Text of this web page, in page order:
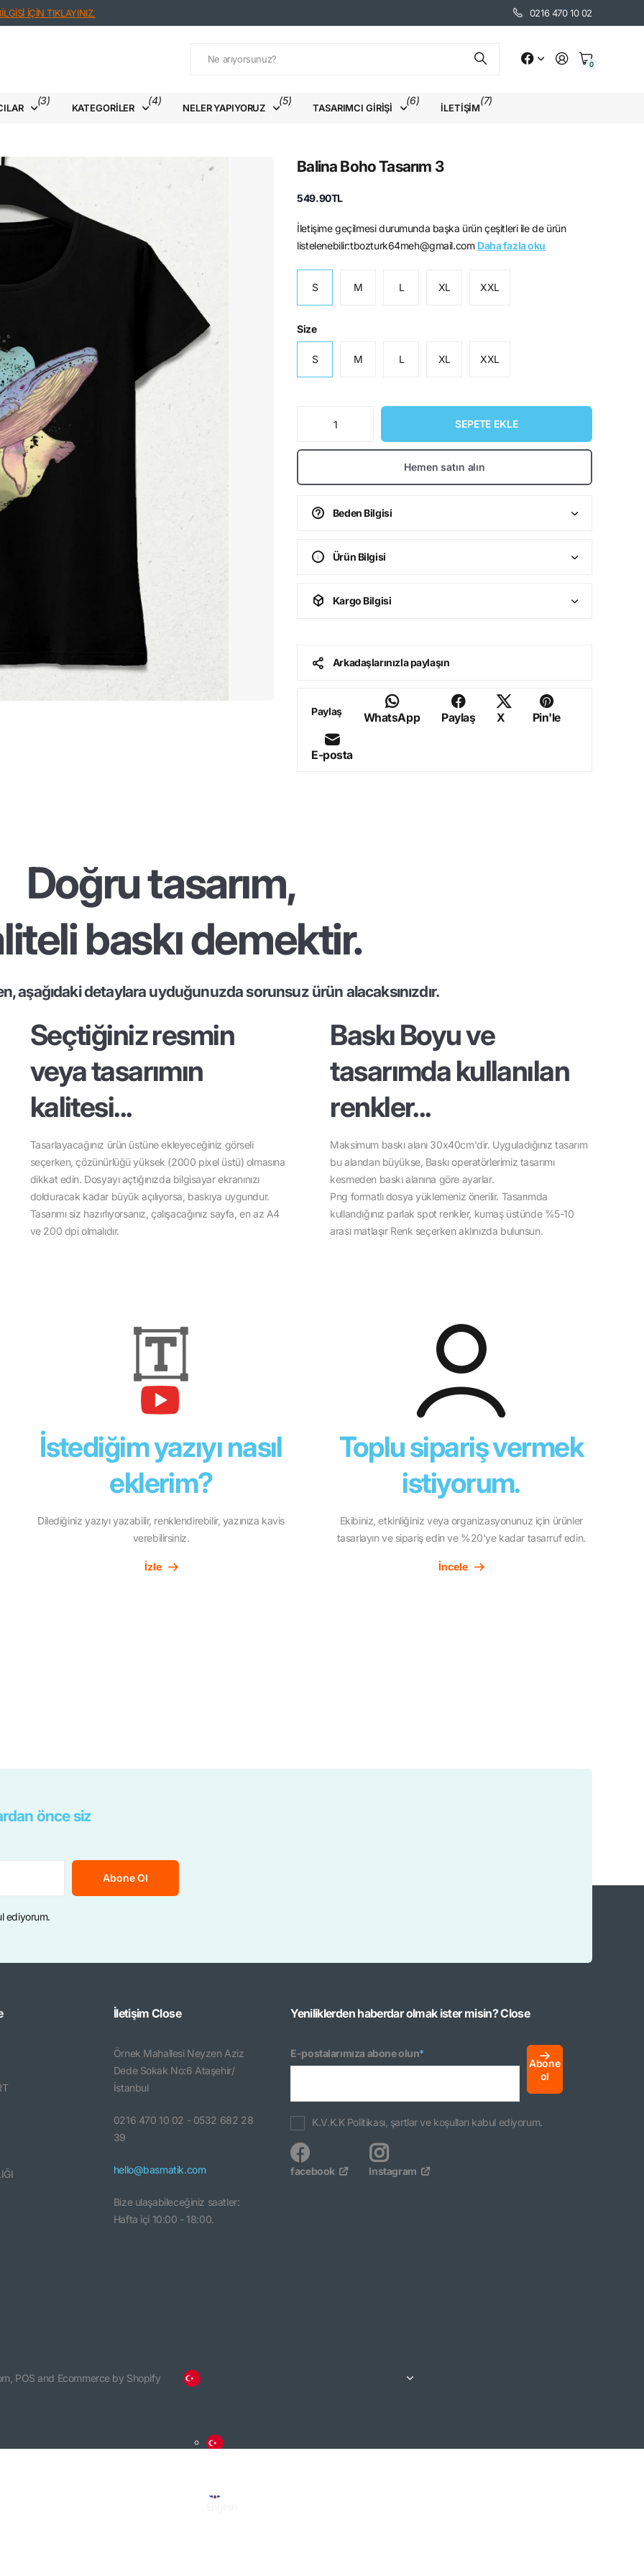
İÇİN TIKLAYINIZ. 0216 470 10 02
0
(3)
KATEGORILER
(4)
NELER YAPIYORUZ
(5)
TASARIMCI GIRIŞI
(6)
İLETIŞIM
(7)
Balina Boho Tasarım 3
549.90TL
İletişime geçilmesi durumunda başka ürün çeşitleri ile de ürün
listelenebilir:tbozturk64meh@gmail.com Daha fazla oku
S M L XL XXL
Size
S M L XL XXL
SEPETE EKLE
Hemen satın alın
Beden Bilgisi
Ürün Bilgisi
Kargo Bilgisi
Arkadaşlarınızla paylaşın
Paylaş WhatsApp Paylaş X Pin'le
E-posta
Doğru tasarım,
baskı demektir.
aşağıdaki detaylara uyduğunuzda sorunsuz ürün alacaksınızdır.
Seçtiğiniz resmin
veya tasarımın
kalitesi...
Tasarlayacağınız ürün üstüne ekleyeceğiniz görseli
seçerken, çözünürlüğü yüksek (2000 pixel üstü) olmasına
dikkat edin. Dosyayı açtığınızda bilgisayar ekranınızı
dolduracak kadar büyük açılıyorsa, baskıya uygundur.
Tasarımı siz hazırlıyorsanız, çalışacağınız sayfa, en az A4
ve 200 dpi olmalıdır.
Baskı Boyu ve
tasarımda kullanılan
renkler...
Maksimum baskı alanı 30x40cm'dir. Uyguladığınız tasarım
bu alandan büyükse, Baskı operatörlerimiz tasarımı
kesmeden baskı alanına göre ayarlar.
Png formatlı dosya yüklemeniz önerilir. Tasarımda
kullandığınız parlak spot renkler, kumaş üstünde %5-10
arası matlaşır Renk seçerken aklınızda bulunsun.
İstediğim yazıyı nasıl
eklerim?
Dilediğiniz yazıyı yazabilir, renklendirebilir, yazınıza kavis
verebilirsiniz.
İzle
Toplu sipariş vermek
istiyorum.
Ekibiniz, etkinliğiniz veya organizasyonunuz için ürünler
tasarlayın ve sipariş edin ve %20'ye kadar tasarruf edin.
İncele
önce siz
Abone Ol
ediyorum.
İletişimClose
Örnek Mahallesi Neyzen Aziz
Dede Sokak No:6 Ataşehir/
İstanbul
0216 470 10 02 - 0532 682 28
39
hello@basmatik.com
Bize ulaşabileceğiniz saatler:
Hafta içi 10:00 - 18:00.
Yeniliklerden haberdar olmak ister misin?Close
E-postalarımıza abone olun*
Abone
ol
K.V.K.K Politikası, şartlar ve koşulları kabul ediyorum.
facebook Instagram
POS and Ecommerce by Shopify